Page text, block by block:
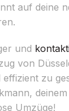
auf deine
und
von
zu
Umzüge!